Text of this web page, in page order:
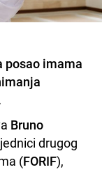
posao imama
Bruno
drugog
(FORIF),